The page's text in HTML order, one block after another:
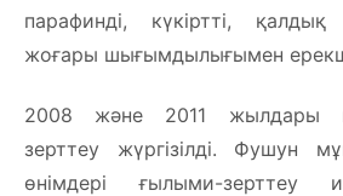
парафинді, күкіртті,
жоғары шығымдылығымен
2008 және 2011 жылдары
зерттеу жүргізілді. Фушун
өнімдері ғылыми-зерттеу